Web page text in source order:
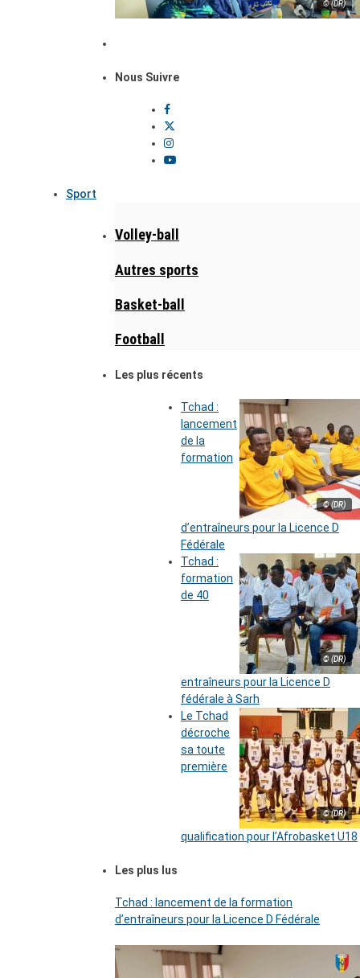
© (DR)
Nous Suivre
Sport
Volley-ball
Autres sports
Basket-ball
Football
Les plus récents
© (DR)
Tchad :
lancement
de la
formation
d’entraîneurs pour la Licence D
Fédérale
© (DR)
Tchad :
formation
de 40
entraîneurs pour la Licence D
fédérale à Sarh
© (DR)
Le Tchad
décroche
sa toute
première
qualification pour l’Afrobasket U18
Les plus lus
Tchad : lancement de la formation
d’entraîneurs pour la Licence D Fédérale